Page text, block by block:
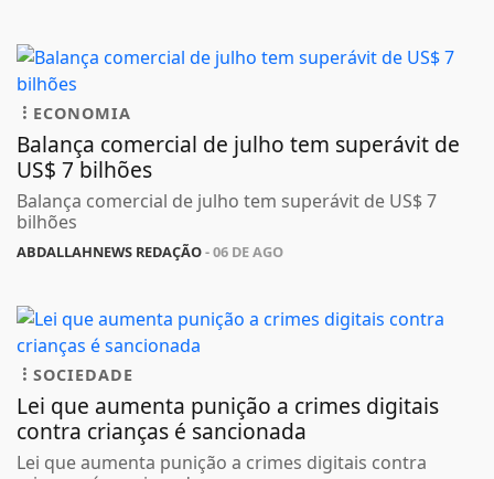
para R$ 165 milhões
Ninguém acerta Mega-Sena; prêmio acumula para R$
165 milhões
ABDALLAHNEWS REDAÇÃO
ECONOMIA
US$ 7 bilhões
Balança comercial de julho tem superávit de US$ 7
bilhões
ABDALLAHNEWS REDAÇÃO